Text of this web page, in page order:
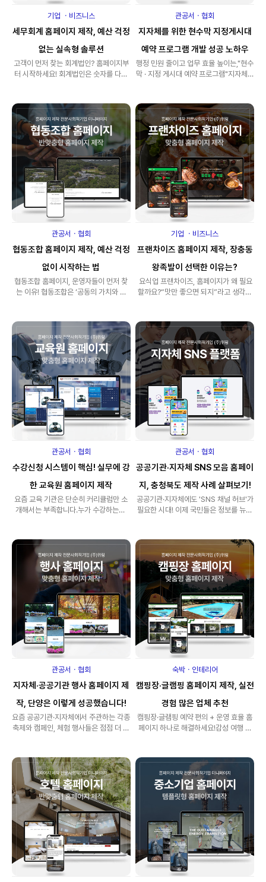
기업 ㆍ비즈니스
세무회계 홈페이지 제작, 예산 걱정
없는 실속형 솔루션
고객이 먼저 찾는 회계법인? 홈페이지부
터 시작하세요! 회계법인은 숫자를 다루
관공서ㆍ협회
지자체를 위한 현수막 지정게시대
예약 프로그램 개발 성공 노하우
행정 민원 줄이고 업무 효율 높이는,"현수
막 · 지정 게시대 예약 프로그램"지자체마
관공서ㆍ협회
협동조합 홈페이지 제작, 예산 걱정
없이 시작하는 법
협동조합 홈페이지, 운영자들이 먼저 찾
는 이유! 협동조합은 ‘공동의 가치와 신
기업 ㆍ비즈니스
프랜차이즈 홈페이지 제작, 장충동
왕족발이 선택한 이유는?
요식업 프랜차이즈, 홈페이지가 왜 필요
할까요?“맛만 좋으면 되지”라고 생각하
관공서ㆍ협회
수강신청 시스템이 핵심! 실무에 강
한 교육원 홈페이지 제작
요즘 교육 기관은 단순히 커리큘럼만 소
개해서는 부족합니다.누가 수강하는지,
관공서ㆍ협회
공공기관·지자체 SNS 모음 홈페이
지, 충청북도 제작 사례 살펴보기!
공공기관·지자체에도 'SNS 채널 허브'가
필요한 시대! 이제 국민들은 정보를 뉴스
관공서ㆍ협회
지자체·공공기관 행사 홈페이지 제
작, 단양은 이렇게 성공했습니다!
요즘 공공기관·지자체에서 주관하는 각종
축제와 캠페인, 체험 행사들은 점점 더 다
숙박ㆍ인테리어
캠핑장·글램핑 홈페이지 제작, 실전
경험 많은 업체 추천
캠핑장·글램핑 예약 편의 + 운영 효율 홈
페이지 하나로 해결하세요!감성 여행 트